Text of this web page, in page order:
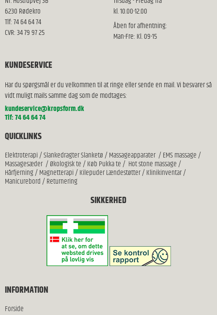
6230 Rødekro
Tlf: 74 64 64 74
CVR: 34 79 97 25
kl. 10.00-12.00
Åben for afhentning:
Man-Fre: Kl. 09-15
KUNDESERVICE
Har du spørgsmål er du velkommen til at ringe eller sende en mail. Vi besvarer så
vidt muligt mails samme dag som de modtages:
kundeservice@kropsform.dk
Tlf: 74 64 64 74
QUICKLINKS
Elektroterapi/Slankedragter Slanketø/Massageapparater/EMS massage/
Massagesæder/Økologisk te/Køb Pukka te/ Hot stone massage/
Hårfjerning/Magnetterapi/Kilepuder Lændestøtter/Klinikinventar/
Manicurebord/Returnering
SIKKERHED
INFORMATION
Forside